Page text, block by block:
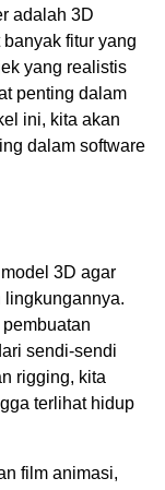
adalah 3D
fitur yang
yang realistis
penting dalam
ini, kita akan
dalam software
3D agar
lingkungannya.
sendi-sendi
rigging, kita
terlihat hidup
film animasi,